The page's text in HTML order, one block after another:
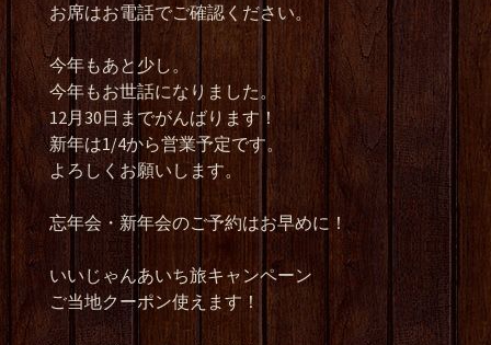
お席はお電話でご確認ください。
今年もあと少し。
今年もお世話になりました。
12月30日までがんばります！
新年は1/4から営業予定です。
よろしくお願いします。
忘年会・新年会のご予約はお早めに！
いいじゃんあいち旅キャンペーン
ご当地クーポン使えます！